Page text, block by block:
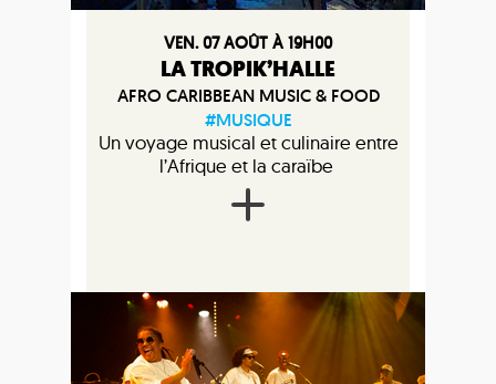
VEN. 07 AOÛT À 19H00
LA TROPIK’HALLE
AFRO CARIBBEAN MUSIC & FOOD
#MUSIQUE
Un voyage musical et culinaire entre
l’Afrique et la caraïbe